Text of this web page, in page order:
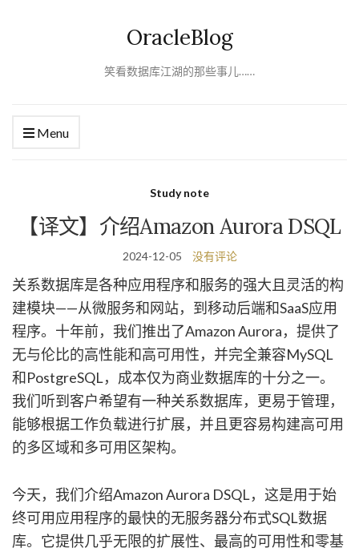
OracleBlog
笑看数据库江湖的那些事儿……
Menu
Study note
【译文】介绍Amazon Aurora DSQL
2024-12-05 没有评论
关系数据库是各种应用程序和服务的强大且灵活的构
建模块——从微服务和网站，到移动后端和SaaS应用
程序。十年前，我们推出了Amazon Aurora，提供了
无与伦比的高性能和高可用性，并完全兼容MySQL
和PostgreSQL，成本仅为商业数据库的十分之一。
我们听到客户希望有一种关系数据库，更易于管理，
能够根据工作负载进行扩展，并且更容易构建高可用
的多区域和多可用区架构。
今天，我们介绍Amazon Aurora DSQL，这是用于始
终可用应用程序的最快的无服务器分布式SQL数据
库。它提供几乎无限的扩展性、最高的可用性和零基